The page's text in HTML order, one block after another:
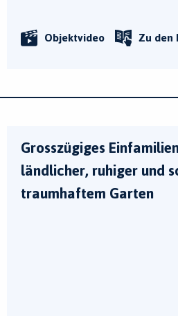
Objektvideo Zu
Grosszügiges
ländlicher, ruhiger und
traumhaftem Garten